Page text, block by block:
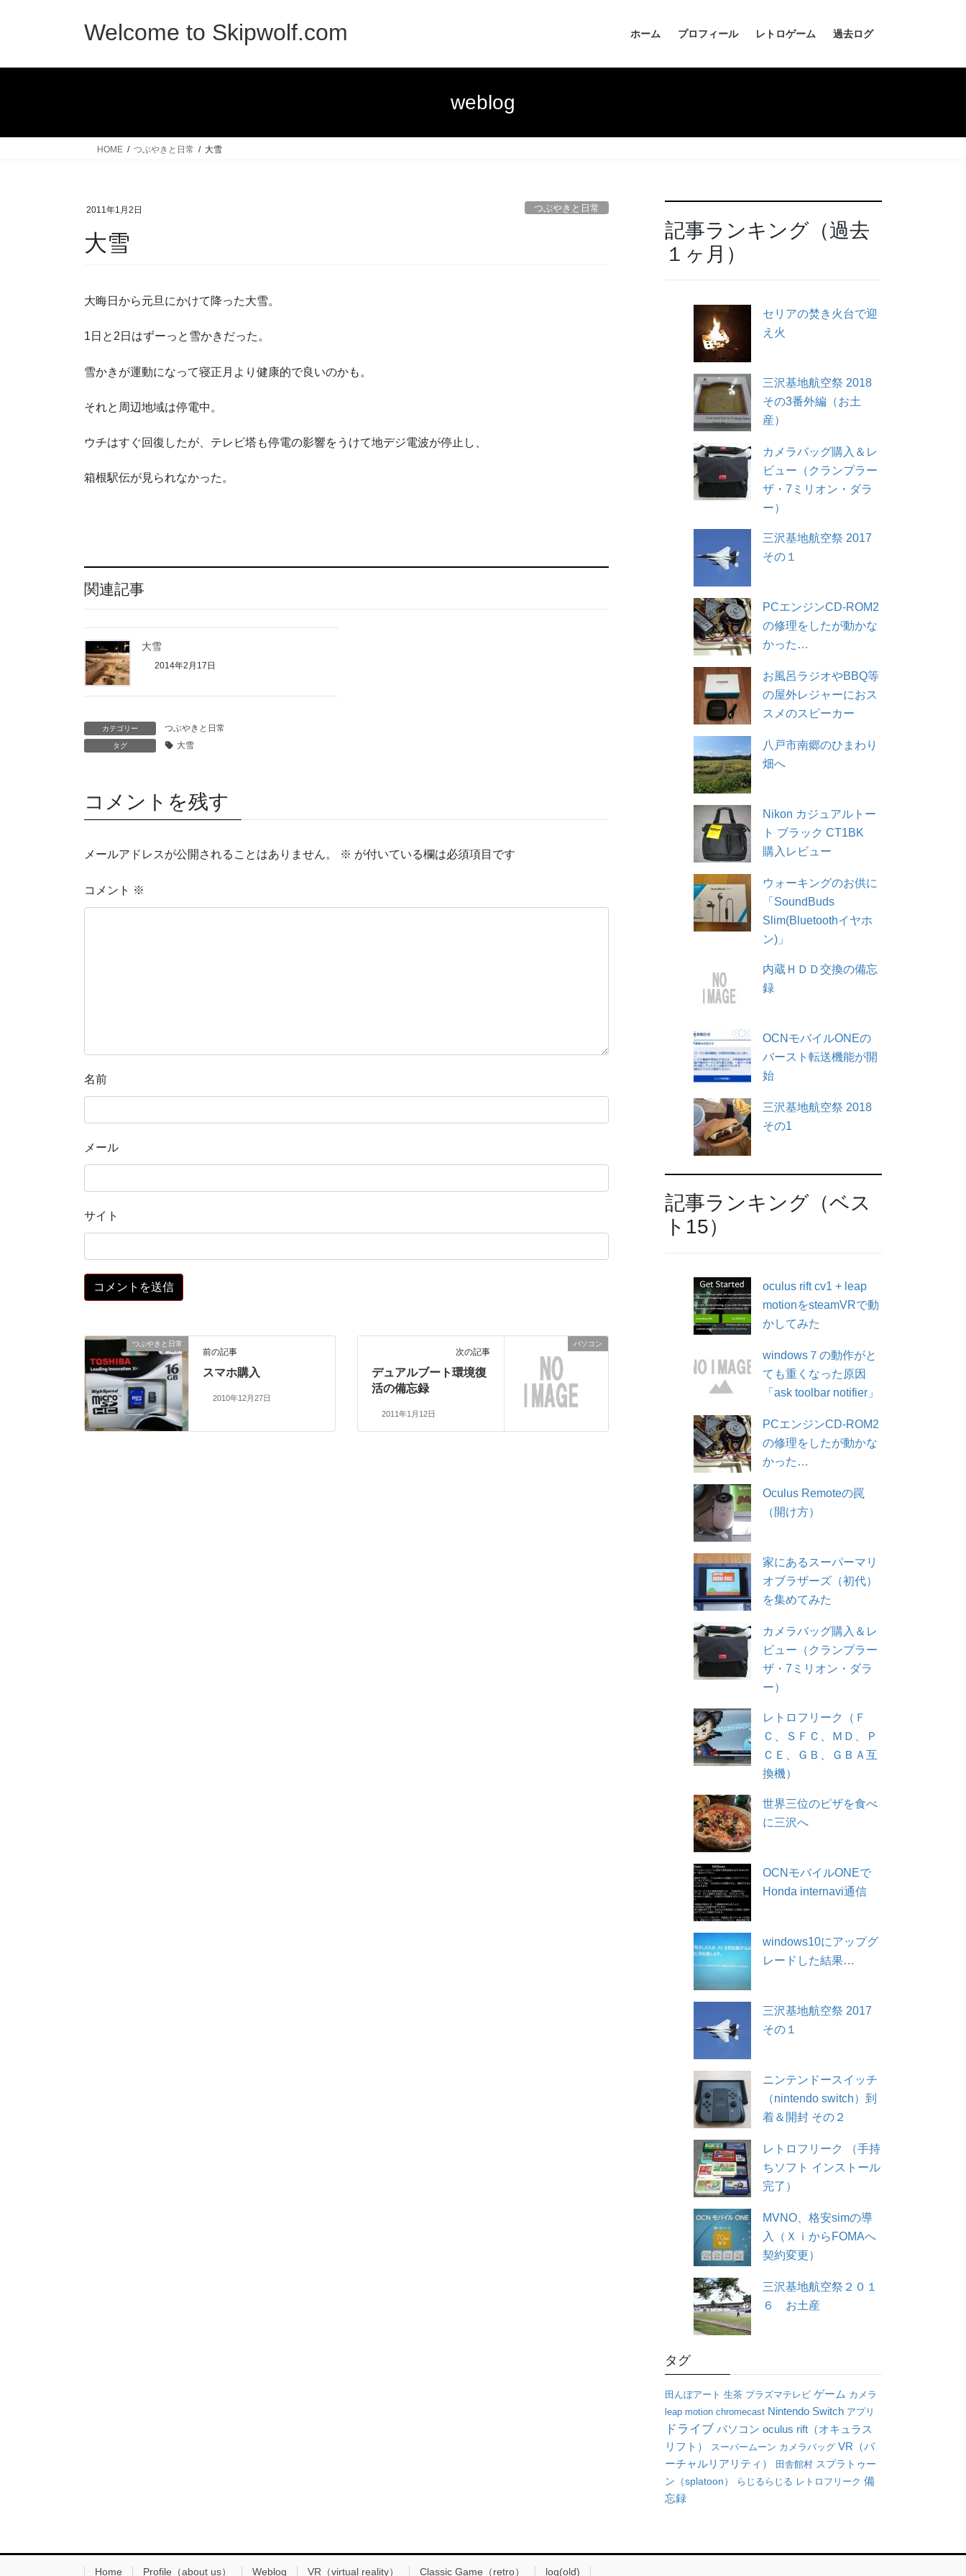
Welcome to Skipwolf.com ホーム プロフィール レトロゲーム 過去ログ
weblog
HOME つぶやきと日常 大雪
2011年1月2日 つぶやきと日常
大雪
大晦日から元旦にかけて降った大雪。
1日と2日はずーっと雪かきだった。
雪かきが運動になって寝正月より健康的で良いのかも。
それと周辺地域は停電中。
ウチはすぐ回復したが、テレビ塔も停電の影響をうけて地デジ電波が停止し、
箱根駅伝が見られなかった。
関連記事
大雪
2014年2月17日
カテゴリー つぶやきと日常
タグ 大雪
コメントを残す
メールアドレスが公開されることはありません。 ※ が付いている欄は必須項目です
コメント ※
名前
メール
サイト
つぶやきと日常
前の記事
スマホ購入
2010年12月27日
パソコン
次の記事
デュアルブート環境復
活の備忘録
2011年1月12日
記事ランキング（過去
１ヶ月）
セリアの焚き火台で迎
え火
三沢基地航空祭 2018
その3番外編（お土
産）
カメラバッグ購入＆レ
ビュー（クランプラー
ザ・7ミリオン・ダラ
ー）
三沢基地航空祭 2017
その１
PCエンジンCD-ROM2
の修理をしたが動かな
かった…
お風呂ラジオやBBQ等
の屋外レジャーにおス
スメのスピーカー
八戸市南郷のひまわり
畑へ
Nikon カジュアルトー
ト ブラック CT1BK
購入レビュー
ウォーキングのお供に
「SoundBuds
Slim(Bluetoothイヤホ
ン)」
内蔵ＨＤＤ交換の備忘
録
OCNモバイルONEの
バースト転送機能が開
始
三沢基地航空祭 2018
その1
記事ランキング（ベス
ト15）
oculus rift cv1 + leap
motionをsteamVRで動
かしてみた
windows７の動作がと
ても重くなった原因
「ask toolbar notifier」
PCエンジンCD-ROM2
の修理をしたが動かな
かった…
Oculus Remoteの罠
（開け方）
家にあるスーパーマリ
オブラザーズ（初代）
を集めてみた
カメラバッグ購入＆レ
ビュー（クランプラー
ザ・7ミリオン・ダラ
ー）
レトロフリーク（Ｆ
Ｃ、ＳＦＣ、ＭＤ、Ｐ
ＣＥ、ＧＢ、ＧＢＡ互
換機）
世界三位のピザを食べ
に三沢へ
OCNモバイルONEで
Honda internavi通信
windows10にアップグ
レードした結果…
三沢基地航空祭 2017
その１
ニンテンドースイッチ
（nintendo switch）到
着＆開封 その２
レトロフリーク （手持
ちソフト インストール
完了）
MVNO、格安simの導
入（ＸｉからFOMAへ
契約変更）
三沢基地航空祭２０１
６ お土産
タグ
田んぼアート 生茶 プラズマテレビ ゲーム カメラ
leap motion chromecast Nintendo Switch アプリ
ドライブ パソコン oculus rift（オキュラス
リフト）
スーパームーン カメラバッグ VR（バ
ーチャルリアリティ）
田舎館村 スプラトゥー
ン（splatoon）
らじるらじる レトロフリーク 備
忘録
Home Profile（about us） Weblog VR（virtual reality） Classic Game（retro） log(old)